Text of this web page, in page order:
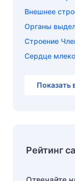
Внешнее
Органы
Строение
Сердце
Показать
Рейтинг